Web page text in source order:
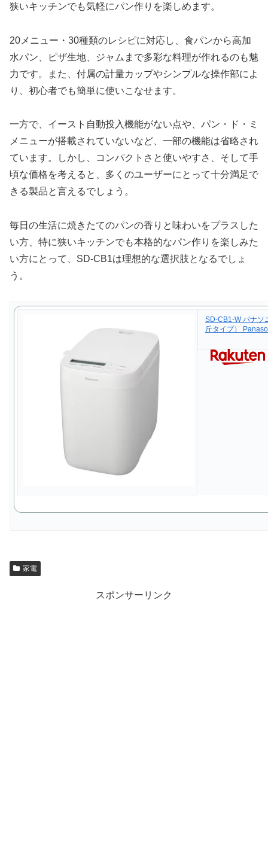
狭いキッチンでも気軽にパン作りを楽しめます。
20メニュー・30種類のレシピに対応し、食パンから高加
水パン、ピザ生地、ジャムまで多彩な料理が作れるのも魅
力です。また、付属の計量カップやシンプルな操作部によ
り、初心者でも簡単に使いこなせます。
一方で、イースト自動投入機能がない点や、パン・ド・ミ
メニューが搭載されていないなど、一部の機能は省略され
ています。しかし、コンパクトさと使いやすさ、そして手
頃な価格を考えると、多くのユーザーにとって十分満足で
きる製品と言えるでしょう。
毎日の生活に焼きたてのパンの香りと味わいをプラスした
い方、特に狭いキッチンでも本格的なパン作りを楽しみた
い方にとって、SD-CB1は理想的な選択肢となるでしょ
う。
SD-CB1-W パナソ
斤タイプ）
家電
スポンサーリンク